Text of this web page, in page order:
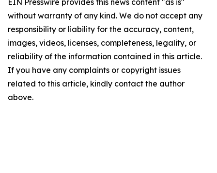
without warranty of any kind. We do not accept any
responsibility or liability for the accuracy, content,
images, videos, licenses, completeness, legality, or
reliability of the information contained in this article.
If you have any complaints or copyright issues
related to this article, kindly contact the author
above.